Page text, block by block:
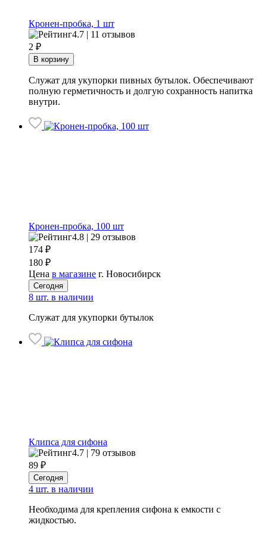
Кронен-пробка, 1 шт
4.7 | 11 отзывов
2 ₽
В корзину
Служат для укупорки пивных бутылок. Обеспечивают
полную герметичность и долгую сохранность напитка
внутри.
Кронен-пробка, 100 шт
4.8 | 29 отзывов
174 ₽
180 ₽
Цена в магазине г. Новосибирск
Сегодня
8 шт. в наличии
Служат для укупорки бутылок
Клипса для сифона
4.7 | 79 отзывов
89 ₽
Сегодня
4 шт. в наличии
Необходима для крепления сифона к емкости с
жидкостью.